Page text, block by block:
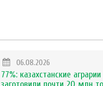
06.08.2026
77%: казахстанские